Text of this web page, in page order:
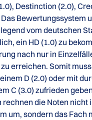
Destinction (2.0),
Das Bewertungssystem
vom deutschen
ein HD (1.0) zu
nach nur in
erreichen. Somit
D (2.0) oder mit
C (3.0) zufrieden
die Noten nicht
um, sondern das Fach